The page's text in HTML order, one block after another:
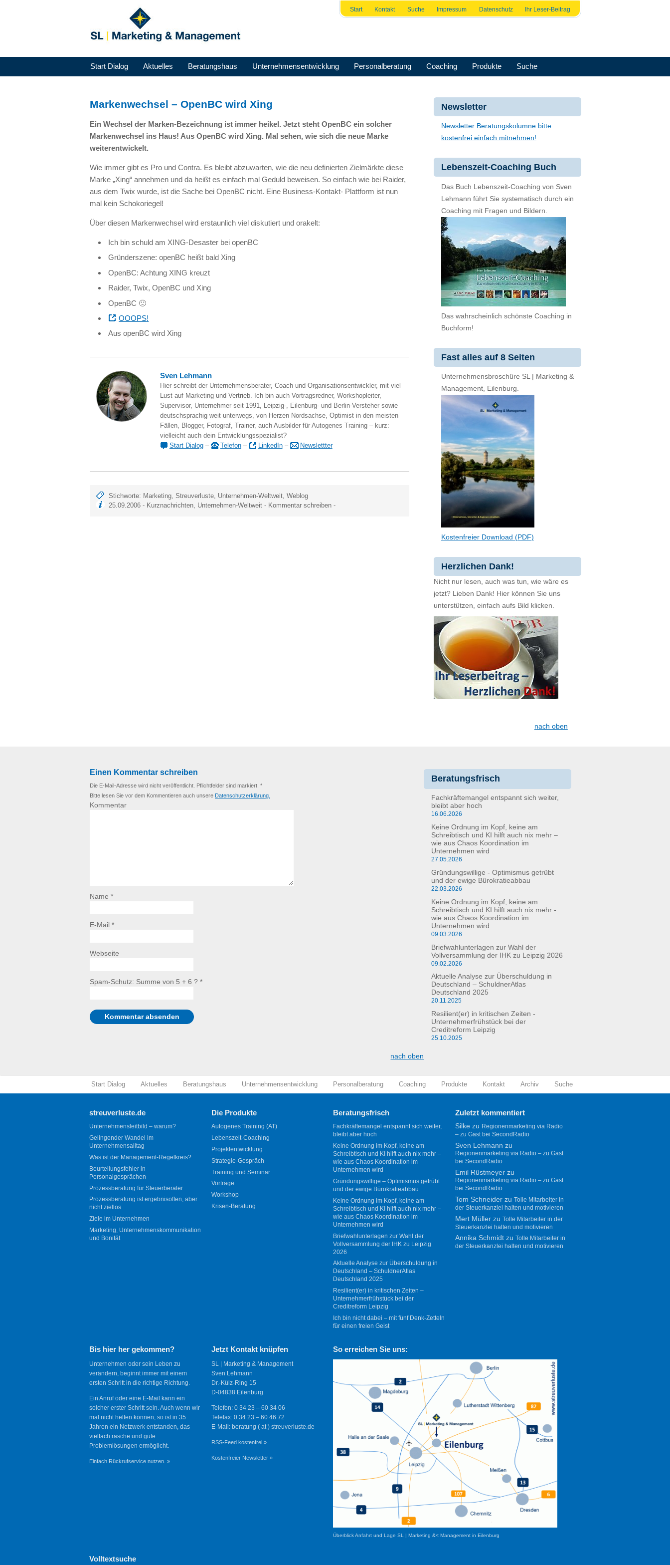
Start Kontakt Suche Impressum Datenschutz Ihr Leser-Beitrag
Start Dialog Aktuelles Beratungshaus Unternehmensentwicklung Personalberatung Coaching Produkte Suche
Markenwechsel – OpenBC wird Xing
Ein Wechsel der Marken-Bezeichnung ist immer heikel. Jetzt steht OpenBC ein solcher
Markenwechsel ins Haus! Aus OpenBC wird Xing. Mal sehen, wie sich die neue Marke
weiterentwickelt.
Wie immer gibt es Pro und Contra. Es bleibt abzuwarten, wie die neu definierten Zielmärkte diese
Marke „Xing“ annehmen und da heißt es einfach mal Geduld beweisen. So einfach wie bei Raider,
aus dem Twix wurde, ist die Sache bei OpenBC nicht. Eine Business-Kontakt- Plattform ist nun
mal kein Schokoriegel!
Über diesen Markenwechsel wird erstaunlich viel diskutiert und orakelt:
Ich bin schuld am XING-Desaster bei openBC
Gründerszene: openBC heißt bald Xing
OpenBC: Achtung XING kreuzt
Raider, Twix, OpenBC und Xing
OpenBC 🙂
OOOPS!
Aus openBC wird Xing
Sven Lehmann
Hier schreibt der Unternehmensberater, Coach und Organisationsentwickler, mit viel
Lust auf Marketing und Vertrieb. Ich bin auch Vortragsredner, Workshopleiter,
Supervisor, Unternehmer seit 1991, Leipzig-, Eilenburg- und Berlin-Versteher sowie
deutschsprachig weit unterwegs, von Herzen Nordsachse, Optimist in den meisten
Fällen, Blogger, Fotograf, Trainer, auch Ausbilder für Autogenes Training – kurz:
vielleicht auch dein Entwicklungsspezialist?
Start Dialog– Telefon– LinkedIn– Newslettter
Stichworte: Marketing,Streuverluste, Unternehmen-Weltweit,Weblog
25.09.2006 - Kurznachrichten, Unternehmen-Weltweit - Kommentar schreiben -
Newsletter
Newsletter Beratungskolumne bitte
kostenfrei einfach mitnehmen!
Lebenszeit-Coaching Buch
Das Buch Lebenszeit-Coaching von Sven
Lehmann führt Sie systematisch durch ein
Coaching mit Fragen und Bildern.
Das wahrscheinlich schönste Coaching in
Buchform!
Fast alles auf 8 Seiten
Unternehmensbroschüre SL | Marketing &
Management, Eilenburg.
Kostenfreier Download (PDF)
Herzlichen Dank!
Nicht nur lesen, auch was tun, wie wäre es
jetzt? Lieben Dank! Hier können Sie uns
unterstützen, einfach aufs Bild klicken.
nach oben
Beratungsfrisch
Fachkräftemangel entspannt sich weiter,
bleibt aber hoch
16.06.2026
Keine Ordnung im Kopf, keine am
Schreibtisch und KI hilft auch nix mehr –
wie aus Chaos Koordination im
Unternehmen wird
27.05.2026
Gründungswillige - Optimismus getrübt
und der ewige Bürokratieabbau
22.03.2026
Keine Ordnung im Kopf, keine am
Schreibtisch und KI hilft auch nix mehr -
wie aus Chaos Koordination im
Unternehmen wird
09.03.2026
Briefwahlunterlagen zur Wahl der
Vollversammlung der IHK zu Leipzig 2026
09.02.2026
Aktuelle Analyse zur Überschuldung in
Deutschland – SchuldnerAtlas
Deutschland 2025
20.11.2025
Resilient(er) in kritischen Zeiten -
Unternehmerfrühstück bei der
Creditreform Leipzig
25.10.2025
Einen Kommentar schreiben
Die E-Mail-Adresse wird nicht veröffentlicht. Pflichtfelder sind markiert. *
Bitte lesen Sie vor dem Kommentieren auch unsere Datenschutzerklärung.
Kommentar
Name *
E-Mail *
Webseite
Spam-Schutz: Summe von 5 + 6 ? *
nach oben
Start Dialog Aktuelles Beratungshaus Unternehmensentwicklung Personalberatung Coaching Produkte Kontakt Archiv Suche
streuverluste.de
Unternehmensleitbild – warum?
Gelingender Wandel im
Unternehmensalltag
Was ist der Management-Regelkreis?
Beurteilungsfehler in
Personalgesprächen
Prozessberatung für Steuerberater
Prozessberatung ist ergebnisoffen, aber
nicht ziellos
Ziele im Unternehmen
Marketing, Unternehmenskommunikation
und Bonität
Die Produkte
Autogenes Training (AT)
Lebenszeit-Coaching
Projektentwicklung
Strategie-Gespräch
Training und Seminar
Vorträge
Workshop
Krisen-Beratung
Beratungsfrisch
Fachkräftemangel entspannt sich weiter,
bleibt aber hoch
Keine Ordnung im Kopf, keine am
Schreibtisch und KI hilft auch nix mehr –
wie aus Chaos Koordination im
Unternehmen wird
Gründungswillige – Optimismus getrübt
und der ewige Bürokratieabbau
Keine Ordnung im Kopf, keine am
Schreibtisch und KI hilft auch nix mehr –
wie aus Chaos Koordination im
Unternehmen wird
Briefwahlunterlagen zur Wahl der
Vollversammlung der IHK zu Leipzig
2026
Aktuelle Analyse zur Überschuldung in
Deutschland – SchuldnerAtlas
Deutschland 2025
Resilient(er) in kritischen Zeiten –
Unternehmerfrühstück bei der
Creditreform Leipzig
Ich bin nicht dabei – mit fünf Denk-Zetteln
für einen freien Geist
Zuletzt kommentiert
Silkezu Regionenmarketing via Radio
– zu Gast bei SecondRadio
Sven Lehmann zu
Regionenmarketing via Radio – zu Gast
bei SecondRadio
Emil Rüstmeyerzu
Regionenmarketing via Radio – zu Gast
bei SecondRadio
Tom Schneiderzu Tolle Mitarbeiter in
der Steuerkanzlei halten und motivieren
Mert Müllerzu Tolle Mitarbeiter in der
Steuerkanzlei halten und motivieren
Annika Schmidtzu Tolle Mitarbeiter in
der Steuerkanzlei halten und motivieren
Bis hier her gekommen?
Unternehmen oder sein Leben zu
verändern, beginnt immer mit einem
ersten Schritt in die richtige Richtung.
Ein Anruf oder eine E-Mail kann ein
solcher erster Schritt sein. Auch wenn wir
mal nicht helfen können, so ist in 35
Jahren ein Netzwerk entstanden, das
vielfach rasche und gute
Problemlösungen ermöglicht.
Einfach Rückrufservice nutzen. »
Jetzt Kontakt knüpfen
SL | Marketing & Management
Sven Lehmann
Dr.-Külz-Ring 15
D-04838 Eilenburg
Telefon: 0 34 23 – 60 34 06
Telefax: 0 34 23 – 60 46 72
E-Mail: beratung ( at ) streuverluste.de
RSS-Feed kostenfrei »
Kostenfreier Newsletter »
So erreichen Sie uns:
Überblick Anfahrt und Lage SL | Marketing &< Management in Eilenburg
Volltextsuche